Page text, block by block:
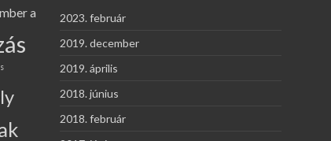
a
2023. február
2019. december
2019. április
2018. június
2018. február